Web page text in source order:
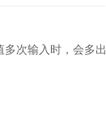
次输入时，会多出